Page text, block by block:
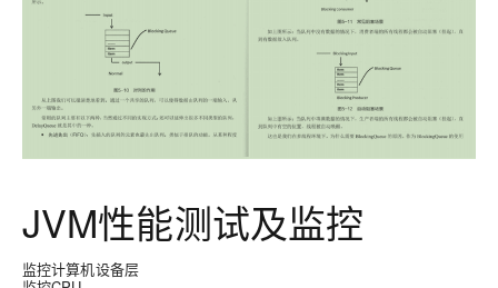
JVM性能测试及监控
监控计算机设备层